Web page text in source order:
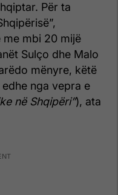
Për ta
me mbi 20 mijë
Sulço dhe Malo
mënyre, këtë
nga vepra e
në Shqipëri”), ata